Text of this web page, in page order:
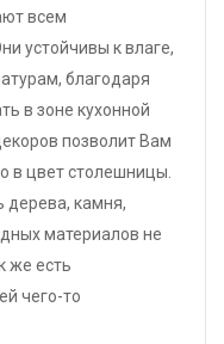
всем
устойчивы к влаге,
благодаря
в зоне кухонной
позволит Вам
в цвет столешницы.
дерева, камня,
материалов не
же есть
чего-то